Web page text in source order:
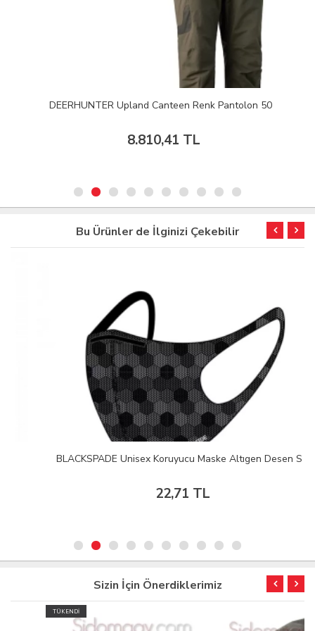
DEERHUNTER Upland Canteen Renk Pantolon 50
8.810,41 TL
Bu Ürünler de İlginizi Çekebilir
BLACKSPADE Unisex Koruyucu Maske Altıgen Desen S
22,71 TL
Sizin İçin Önerdiklerimiz